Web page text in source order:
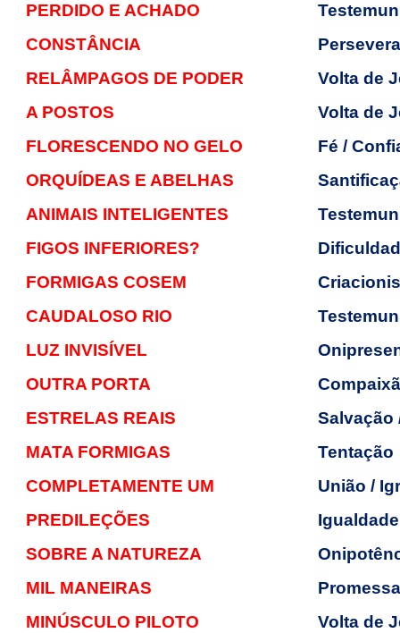
PERDIDO E ACHADO
CONSTÂNCIA
RELÂMPAGOS DE PODER
Volta de
A POSTOS
Volta de
FLORESCENDO NO GELO
Fé /
ORQUÍDEAS E ABELHAS
ANIMAIS INTELIGENTES
FIGOS INFERIORES?
FORMIGAS COSEM
CAUDALOSO RIO
LUZ INVISÍVEL
OUTRA PORTA
ESTRELAS REAIS
Salvação
MATA FORMIGAS
Tentação
COMPLETAMENTE UM
União /
PREDILEÇÕES
SOBRE A NATUREZA
MIL MANEIRAS
MINÚSCULO PILOTO
Volta de